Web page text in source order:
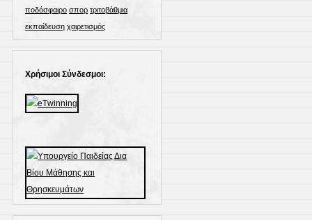
ποδόσφαιρο σπορ τριτοβάθμια
εκπαίδευση χαιρετισμός
Χρήσιμοι Σύνδεσμοι: